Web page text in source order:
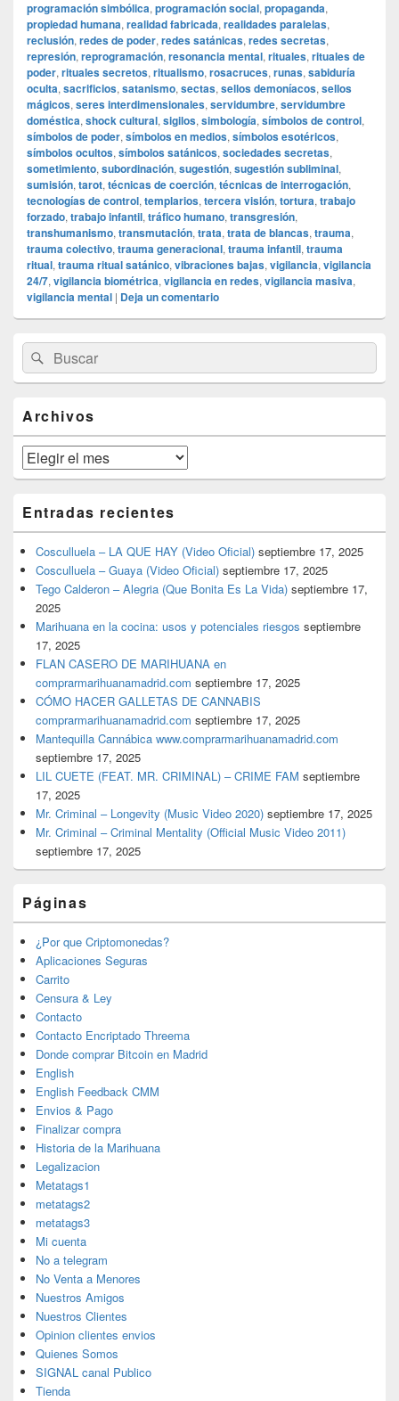
programación simbólica, programación social, propaganda,
propiedad humana, realidad fabricada, realidades paralelas,
reclusión, redes de poder, redes satánicas, redes secretas,
represión, reprogramación, resonancia mental, rituales, rituales de
poder, rituales secretos, ritualismo, rosacruces, runas, sabiduría
oculta, sacrificios, satanismo, sectas, sellos demoníacos, sellos
mágicos, seres interdimensionales, servidumbre, servidumbre
doméstica, shock cultural, sigilos, simbología, símbolos de control,
símbolos de poder, símbolos en medios, símbolos esotéricos,
símbolos ocultos, símbolos satánicos, sociedades secretas,
sometimiento, subordinación, sugestión, sugestión subliminal,
sumisión, tarot, técnicas de coerción, técnicas de interrogación,
tecnologías de control, templarios, tercera visión, tortura, trabajo
forzado, trabajo infantil, tráfico humano, transgresión,
transhumanismo, transmutación, trata, trata de blancas, trauma,
trauma colectivo, trauma generacional, trauma infantil, trauma
ritual, trauma ritual satánico, vibraciones bajas, vigilancia, vigilancia
24/7, vigilancia biométrica, vigilancia en redes, vigilancia masiva,
vigilancia mental | Deja un comentario
área
de
widget
lateral
primaria
Buscar
por:
Buscar
Archivos
Archivos
Entradas recientes
Cosculluela – LA QUE HAY (Video Oficial) septiembre 17, 2025
Cosculluela – Guaya (Video Oficial) septiembre 17, 2025
Tego Calderon – Alegria (Que Bonita Es La Vida) septiembre 17,
2025
Marihuana en la cocina: usos y potenciales riesgos septiembre
17, 2025
FLAN CASERO DE MARIHUANA en
comprarmarihuanamadrid.com septiembre 17, 2025
CÓMO HACER GALLETAS DE CANNABIS
comprarmarihuanamadrid.com septiembre 17, 2025
Mantequilla Cannábica www.comprarmarihuanamadrid.com
septiembre 17, 2025
LIL CUETE (FEAT. MR. CRIMINAL) – CRIME FAM septiembre
17, 2025
Mr. Criminal – Longevity (Music Video 2020) septiembre 17, 2025
Mr. Criminal – Criminal Mentality (Official Music Video 2011)
septiembre 17, 2025
Páginas
¿Por que Criptomonedas?
Aplicaciones Seguras
Carrito
Censura & Ley
Contacto
Contacto Encriptado Threema
Donde comprar Bitcoin en Madrid
English
English Feedback CMM
Envios & Pago
Finalizar compra
Historia de la Marihuana
Legalizacion
Metatags1
metatags2
metatags3
Mi cuenta
No a telegram
No Venta a Menores
Nuestros Amigos
Nuestros Clientes
Opinion clientes envios
Quienes Somos
SIGNAL canal Publico
Tienda